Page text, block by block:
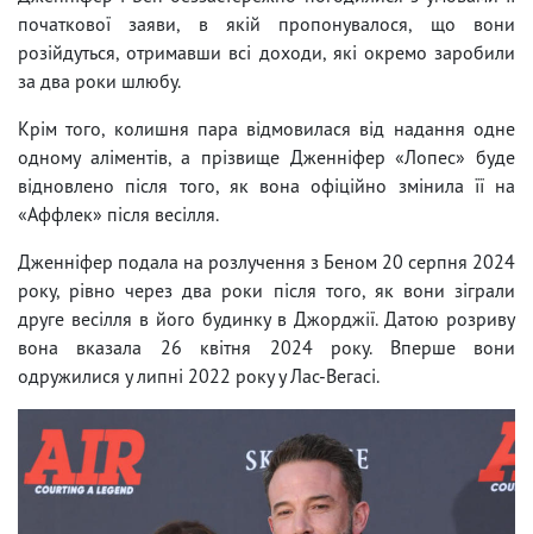
початкової заяви, в якій пропонувалося, що вони
розійдуться, отримавши всі доходи, які окремо заробили
за два роки шлюбу.
Крім того, колишня пара відмовилася від надання одне
одному аліментів, а прізвище Дженніфер «Лопес» буде
відновлено після того, як вона офіційно змінила її на
«Аффлек» після весілля.
Дженніфер подала на розлучення з Беном 20 серпня 2024
року, рівно через два роки після того, як вони зіграли
друге весілля в його будинку в Джорджії. Датою розриву
вона вказала 26 квітня 2024 року. Вперше вони
одружилися у липні 2022 року у Лас-Вегасі.